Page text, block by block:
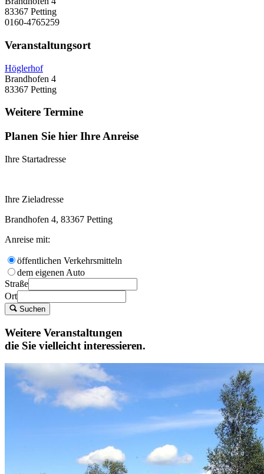
83367 Petting
0160-4765259
Veranstaltungsort
Höglerhof
Brandhofen 4
83367 Petting
Weitere Termine
Planen Sie hier Ihre Anreise
Ihre Startadresse
Ihre Zieladresse
Brandhofen 4, 83367 Petting
Anreise mit:
öffentlichen Verkehrsmitteln
dem eigenen Auto
Straße
Ort
Suchen
Weitere Veranstaltungen
die Sie vielleicht interessieren.